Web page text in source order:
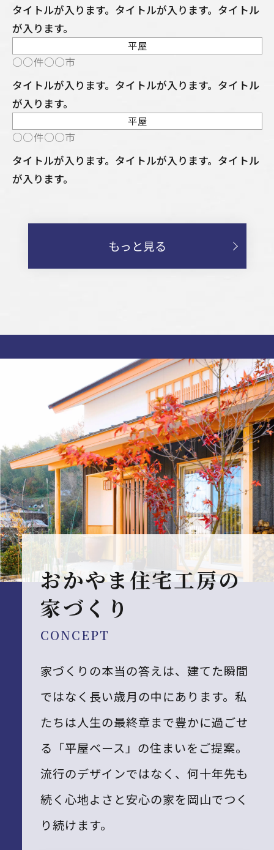
タイトルが入ります。タイトルが入ります。タイトル
が入ります。
NEW 平屋
○○件○○市
タイトルが入ります。タイトルが入ります。タイトル
が入ります。
NEW 平屋
○○件○○市
タイトルが入ります。タイトルが入ります。タイトル
が入ります。
もっと見る
おかやま住宅工房の
家づくり
CONCEPT
家づくりの本当の答えは、建てた瞬間
ではなく長い歳月の中にあります。私
たちは人生の最終章まで豊かに過ごせ
る「平屋ベース」の住まいをご提案。
流行のデザインではなく、何十年先も
続く心地よさと安心の家を岡山でつく
り続けます。